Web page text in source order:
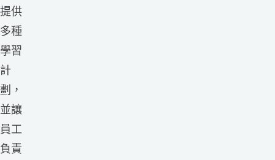
提供
多種
學習
計
劃，
並讓
員工
負責